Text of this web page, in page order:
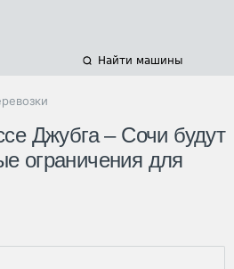
Найти машины
Джубга – Сочи будут
ограничения для